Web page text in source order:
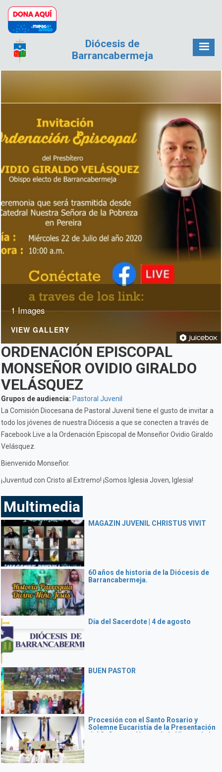
Pasar al contenido principal
Diócesis de
Barrancabermeja
1 Images
VIEW GALLERY
ORDENACIÓN EPISCOPAL
MONSEÑOR OVIDIO GIRALDO
VELÁSQUEZ
Grupos de audiencia: Pastoral Juvenil
La Comisión Diocesana de Pastoral Juvenil tiene el gusto de invitar a
todo los jóvenes de nuestra Diócesis a que se conecten a través de
Facebook Live a la Ordenación Episcopal de Monseñor Ovidio Giraldo
Velásquez.
Bienvenido Monseñor.
¡Juventud con Cristo al Extremo! ¡Somos Iglesia Joven, Iglesia!
Multimedia
MAGAZIN JUVENIL CHRISTUS VIVIT
60 años de historia de la Diócesis de
Barrancabermeja.
Día del Sacerdote | 4 de agosto
BUEN PASTOR
Procesión con el Santo Rosario y
Solemne Eucaristía de la Presentación
del Señor y en Honor de la Virgen de la